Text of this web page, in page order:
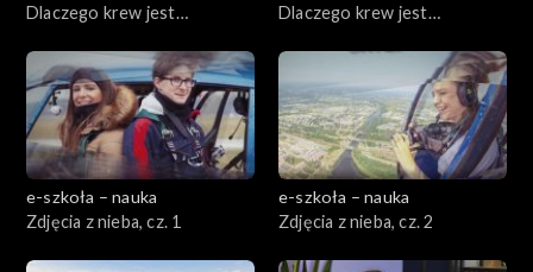
Dlaczego krew jest
Dlaczego krew jest
e-szkoła – nauka
Zdjęcia z nieba, cz. 1
e-szkoła – nauka
Zdjęcia z nieba, cz. 2